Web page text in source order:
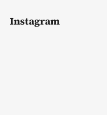
Instagram